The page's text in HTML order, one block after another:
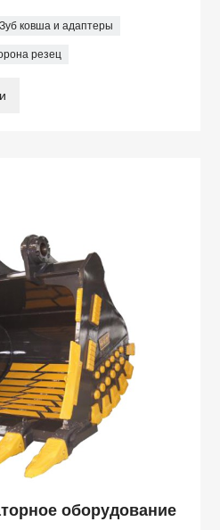
Зуб ковша и адаптеры
резец
оборудование